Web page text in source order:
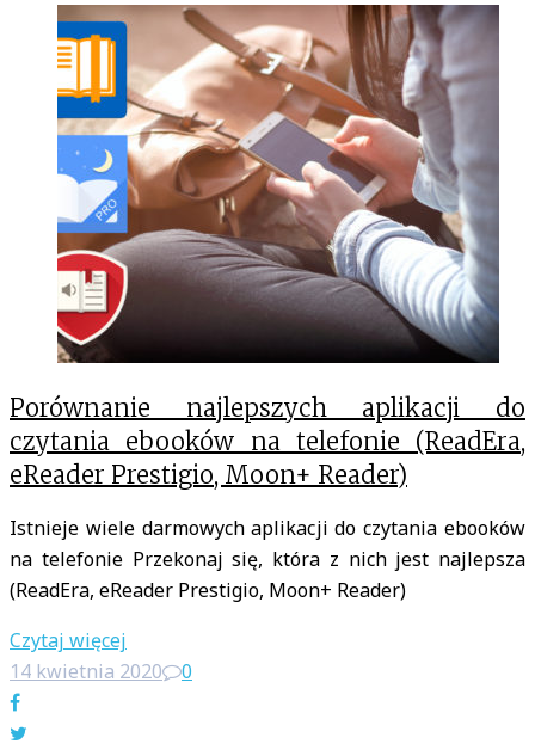
Tag:
prestigio
Porównanie najlepszych aplikacji do
czytania ebooków na telefonie (ReadEra,
eReader Prestigio, Moon+ Reader)
Istnieje wiele darmowych aplikacji do czytania ebooków
na telefonie Przekonaj się, która z nich jest najlepsza
(ReadEra, eReader Prestigio, Moon+ Reader)
Czytaj więcej
14 kwietnia 2020
0
Facebook